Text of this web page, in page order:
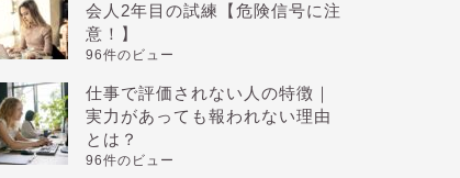
会人2年目の試練【危険信号に注
意！】
96件のビュー
仕事で評価されない人の特徴｜
実力があっても報われない理由
とは？
96件のビュー